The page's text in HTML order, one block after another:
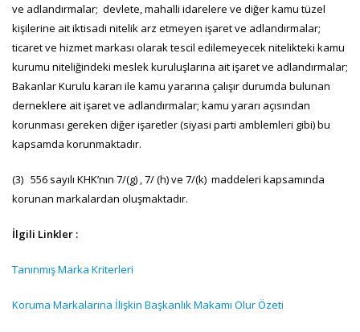
ve adlandırmalar; devlete, mahalli idarelere ve diğer kamu tüzel
kişilerine ait iktisadi nitelik arz etmeyen işaret ve adlandırmalar;
ticaret ve hizmet markası olarak tescil edilemeyecek nitelikteki kamu
kurumu niteliğindeki meslek kuruluşlarına ait işaret ve adlandırmalar;
Bakanlar Kurulu kararı ile kamu yararına çalışır durumda bulunan
derneklere ait işaret ve adlandırmalar; kamu yararı açısından
korunması gereken diğer işaretler (siyasi parti amblemleri gibi) bu
kapsamda korunmaktadır.
(3) 556 sayılı KHK’nın 7/(g) , 7/ (h) ve 7/(k) maddeleri kapsamında
korunan markalardan oluşmaktadır.
İlgili Linkler :
Tanınmış Marka Kriterleri
Koruma Markalarına İlişkin Başkanlık Makamı Olur Özeti